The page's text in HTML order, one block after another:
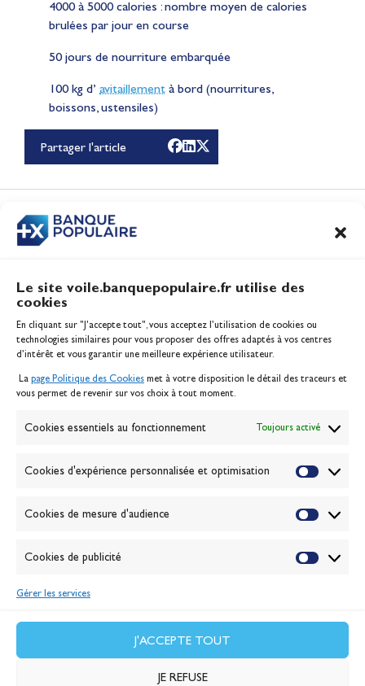
Le site voile.banquepopulaire.fr utilise des
cookies
En cliquant sur "J'accepte tout", vous acceptez l’utilisation de cookies ou
technologies similaires pour vous proposer des offres adaptés à vos centres
d’intérêt et vous garantir une meilleure expérience utilisateur.
La page Politique des Cookies met à votre disposition le détail des traceurs et
vous permet de revenir sur vos choix à tout moment.
Cookies essentiels au fonctionnement Toujours activé
Cookies d'expérience personnalisée et optimisation
Cookies de mesure d'audience
Cookies de publicité
Gérer les services
J'ACCEPTE TOUT
JE REFUSE
4000 à 5000 calories : nombre moyen de calories
brulées par jour en course
50 jours de nourriture embarquée
100 kg d’ avitaillement à bord (nourritures,
boissons, ustensiles)
Partager l'article
CONTENUS
Lauriane Nolot en or à
Long Beach, sur le plan
d'eau des Jeux
Olympiques 2028
Inscription serveur média
Contact
Politique des cookies
Banque de la voile
Passion Voile TV
ABONNEZ-VOUS
J'accepte lapolitique de confidentialité